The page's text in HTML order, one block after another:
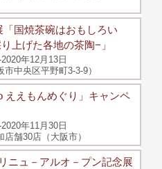
国焼茶碗はおもしろい
上げた各地の茶陶−」
年12月13日
中央区平野町3-3-9）
ええもんめぐり」キャンペ
年11月30日
舗30店（大阪市）
ニュ－アルオ－プン記念展